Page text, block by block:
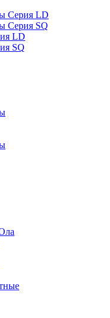
Серия LD
Серия SQ
LD
SQ